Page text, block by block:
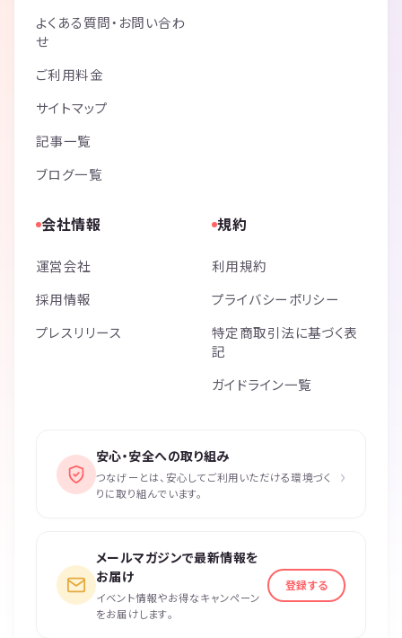
よくある質問・お問い合わ
せ
ご利用料金
サイトマップ
記事一覧
ブログ一覧
会社情報
運営会社
採用情報
プレスリリース
規約
利用規約
プライバシーポリシー
特定商取引法に基づく表
記
ガイドライン一覧
安心・安全への取り組み
つなげーとは、安心してご利用いただける環境づく
りに取り組んでいます。
›
メールマガジンで最新情報を
お届け
イベント情報やお得なキャンペーン
をお届けします。
登録する